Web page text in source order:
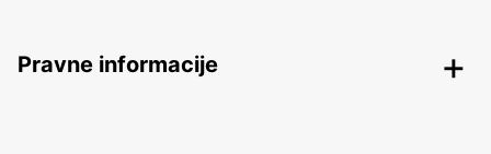
Pravne informacije